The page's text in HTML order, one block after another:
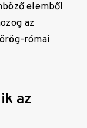
elemből
az
római
az